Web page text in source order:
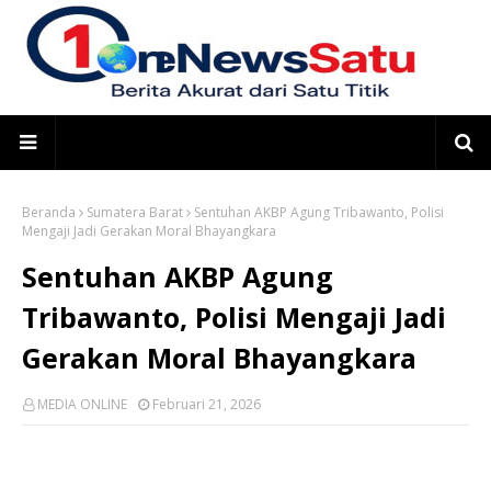
Beranda Sumatera Barat
Sentuhan AKBP Agung Tribawanto, Polisi
Mengaji Jadi Gerakan Moral Bhayangkara
Sentuhan AKBP Agung
Tribawanto, Polisi Mengaji Jadi
Gerakan Moral Bhayangkara
MEDIA ONLINE Februari 21, 2026